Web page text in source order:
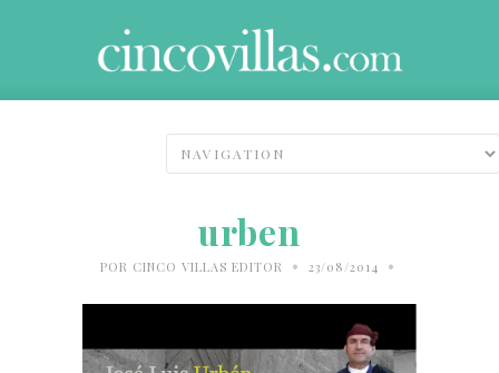
urben
POR CINCO VILLAS EDITOR • 23/08/2014 •